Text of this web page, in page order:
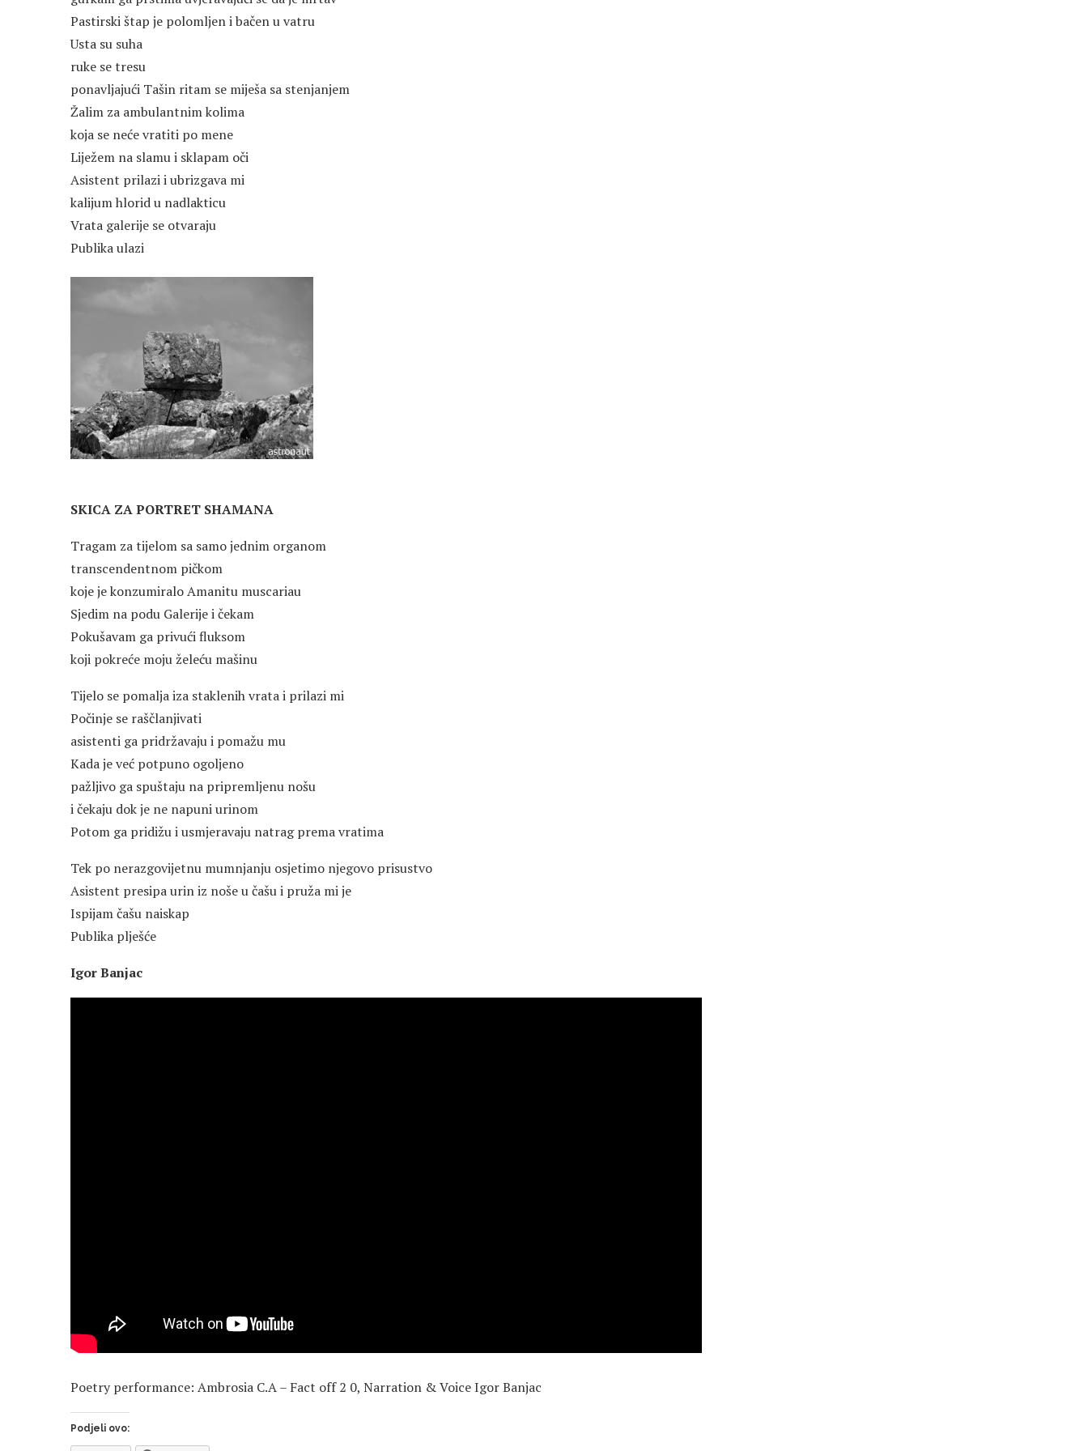
Pastirski štap je polomljen i bačen u vatru
Usta su suha
ruke se tresu
ponavljajući Tašin ritam se miješa sa stenjanjem
Žalim za ambulantnim kolima
koja se neće vratiti po mene
Liježem na slamu i sklapam oči
Asistent prilazi i ubrizgava mi
kalijum hlorid u nadlakticu
Vrata galerije se otvaraju
Publika ulazi
SKICA ZA PORTRET SHAMANA
Tragam za tijelom sa samo jednim organom
transcendentnom pičkom
koje je konzumiralo Amanitu muscariau
Sjedim na podu Galerije i čekam
Pokušavam ga privući fluksom
koji pokreće moju želeću mašinu
Tijelo se pomalja iza staklenih vrata i prilazi mi
Počinje se raščlanjivati
asistenti ga pridržavaju i pomažu mu
Kada je već potpuno ogoljeno
pažljivo ga spuštaju na pripremljenu nošu
i čekaju dok je ne napuni urinom
Potom ga pridižu i usmjeravaju natrag prema vratima
Tek po nerazgovijetnu mumnjanju osjetimo njegovo prisustvo
Asistent presipa urin iz noše u čašu i pruža mi je
Ispijam čašu naiskap
Publika plješće
Igor Banjac
Poetry performance: Ambrosia C.A – Fact off 2 0, Narration & Voice Igor Banjac
Podjeli ovo: